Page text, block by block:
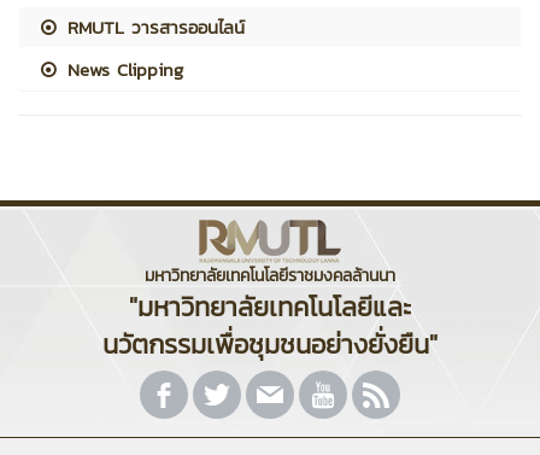
RMUTL วารสารออนไลน์
News Clipping
มหาวิทยาลัยเทคโนโลยีราชมงคลล้านนา
"มหาวิทยาลัยเทคโนโลยีและ
นวัตกรรมเพื่อชุมชนอย่างยั่งยืน"